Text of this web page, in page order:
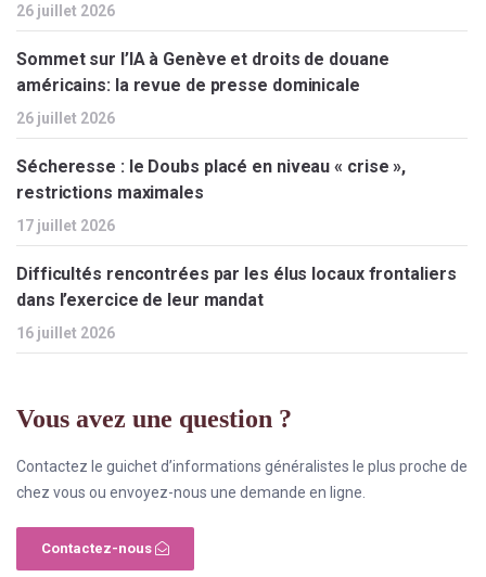
26 juillet 2026
Sommet sur l’IA à Genève et droits de douane
américains: la revue de presse dominicale
26 juillet 2026
Sécheresse : le Doubs placé en niveau « crise »,
restrictions maximales
17 juillet 2026
Difficultés rencontrées par les élus locaux frontaliers
dans l’exercice de leur mandat
16 juillet 2026
Vous avez une question ?
Contactez le guichet d’informations généralistes le plus proche de
chez vous ou envoyez-nous une demande en ligne.
Contactez-nous